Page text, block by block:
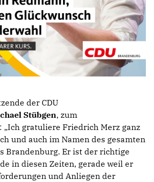
der CDU
Stübgen, zum
„Ich gratuliere Friedrich Merz ganz
und auch im Namen des gesamten
Brandenburg. Er ist der richtige
in diesen Zeiten, gerade weil er
und Anliegen der